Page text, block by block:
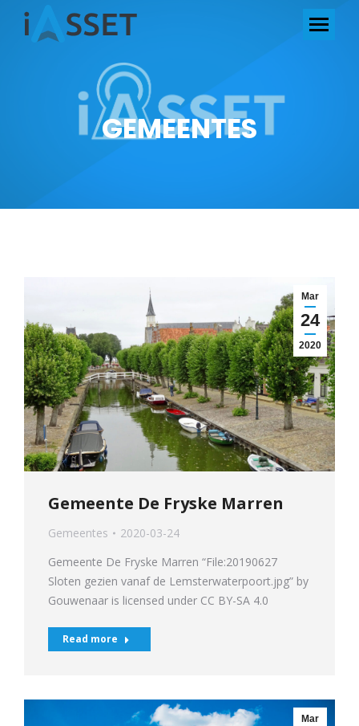
GEMEENTES
Mar
24
2020
Gemeente De Fryske Marren
Gemeentes
2020-03-24
Gemeente De Fryske Marren “File:20190627
Sloten gezien vanaf de Lemsterwaterpoort.jpg” by
Gouwenaar is licensed under CC BY-SA 4.0
Read more
Mar